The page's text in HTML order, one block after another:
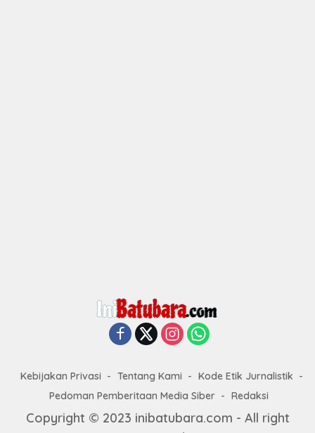
Kebijakan Privasi Tentang Kami
Kode Etik Jurnalistik
Pedoman Pemberitaan Media Siber
Redaksi
Copyright © 2023 inibatubara.com - All right